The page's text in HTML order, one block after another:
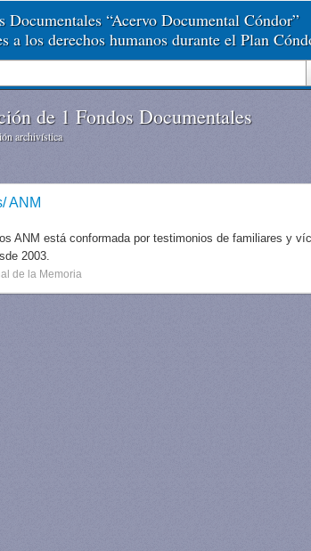
“Acervo Documental Cóndor”
a los derechos humanos durante el Plan
de 1 Fondos Documentales
archivística
ANM
ANM está conformada por testimonios de familiares y
2003.
de la Memoria